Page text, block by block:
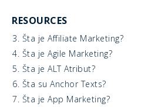
RESOURCES
3. Šta je Affiliate Marketing?
4. Šta je Agile Marketing?
5. Šta je ALT Atribut?
6. Šta su Anchor Texts?
7. Šta je App Marketing?